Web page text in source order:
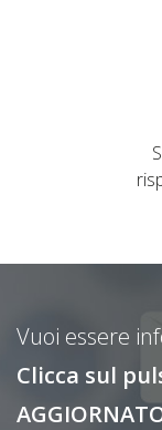
Vuoi essere
Clicca sul